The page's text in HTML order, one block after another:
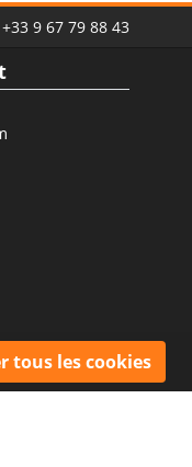
+33 9 67 79 88 43